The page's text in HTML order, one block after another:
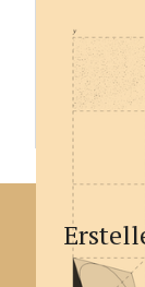
Die
digitalen
digitales
macht